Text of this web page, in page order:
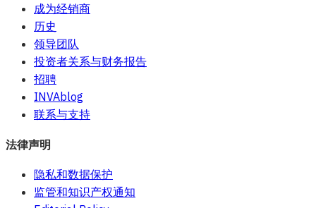
成为经销商
历史
领导团队
投资者关系与财务报告
招聘
INVAblog
联系与支持
法律声明
隐私和数据保护
监管和知识产权通知